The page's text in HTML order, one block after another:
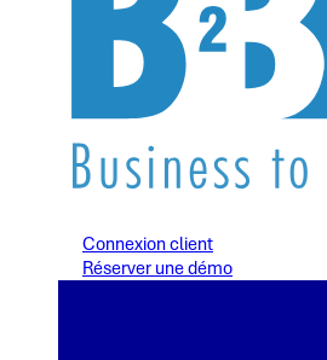
Connexion client
Réserver une démo